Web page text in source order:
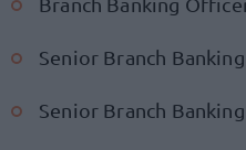
Senior Branch
Senior Branch